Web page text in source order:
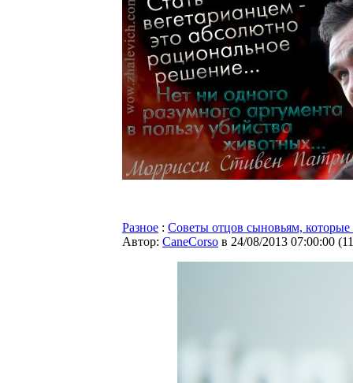
Разное : Советы отцов сыновьям,
Автор: CaneCorso в 24/08/2013 07:00:00 (